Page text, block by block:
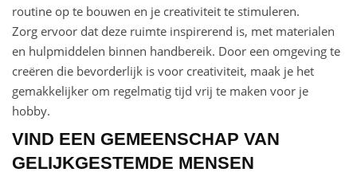
routine op te bouwen en je creativiteit te stimuleren.
Zorg ervoor dat deze ruimte inspirerend is, met materialen
en hulpmiddelen binnen handbereik. Door een omgeving te
creëren die bevorderlijk is voor creativiteit, maak je het
gemakkelijker om regelmatig tijd vrij te maken voor je
hobby.
VIND EEN GEMEENSCHAP VAN
GELIJKGESTEMDE MENSEN